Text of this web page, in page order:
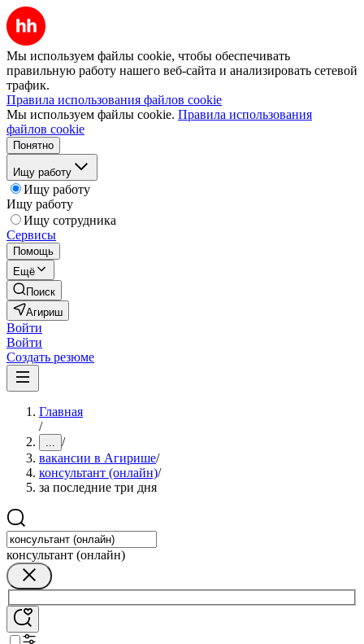
Мы используем файлы cookie, чтобы обеспечивать
правильную работу нашего веб-сайта и анализировать сетевой
трафик.
Правила использования файлов cookie
Мы используем файлы cookie. Правила использования
файлов cookie
Понятно
Ищу работу
Ищу работу
Ищу работу
Ищу сотрудника
Сервисы
Помощь
Ещё
Поиск
Агириш
Войти
Войти
Создать резюме
Главная
/
... /
вакансии в Агирише/
консультант (онлайн)/
за последние три дня
консультант (онлайн)